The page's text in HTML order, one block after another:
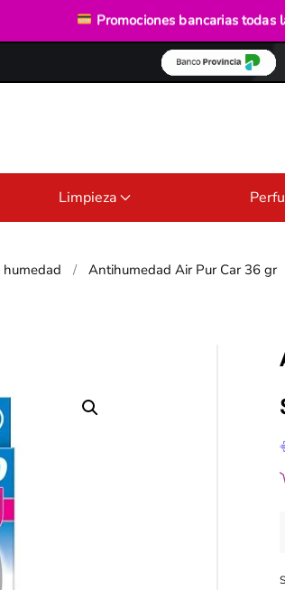
Limpieza
Antihumedad Air Pur Car 36 gr
Promociones bancariastodas